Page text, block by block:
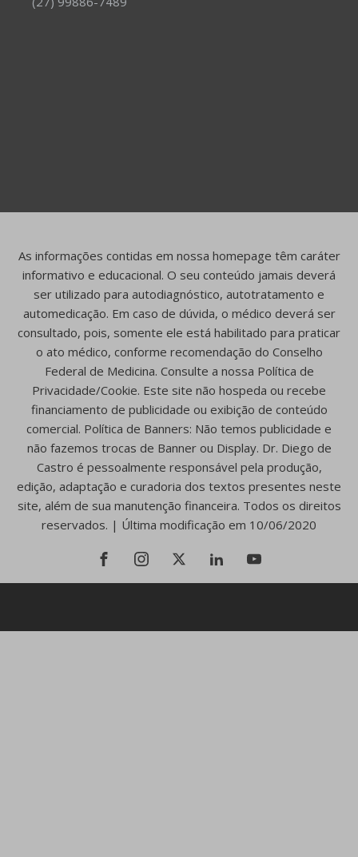
As informações contidas em nossa homepage têm caráter
informativo e educacional. O seu conteúdo jamais deverá
ser utilizado para autodiagnóstico, autotratamento e
automedicação. Em caso de dúvida, o médico deverá ser
consultado, pois, somente ele está habilitado para praticar
o ato médico, conforme recomendação do Conselho
Federal de Medicina. Consulte a nossa Política de
Privacidade/Cookie. Este site não hospeda ou recebe
financiamento de publicidade ou exibição de conteúdo
comercial. Política de Banners: Não temos publicidade e
não fazemos trocas de Banner ou Display. Dr. Diego de
Castro é pessoalmente responsável pela produção,
edição, adaptação e curadoria dos textos presentes neste
site, além de sua manutenção financeira. Todos os direitos
reservados. | Última modificação em 10/06/2020